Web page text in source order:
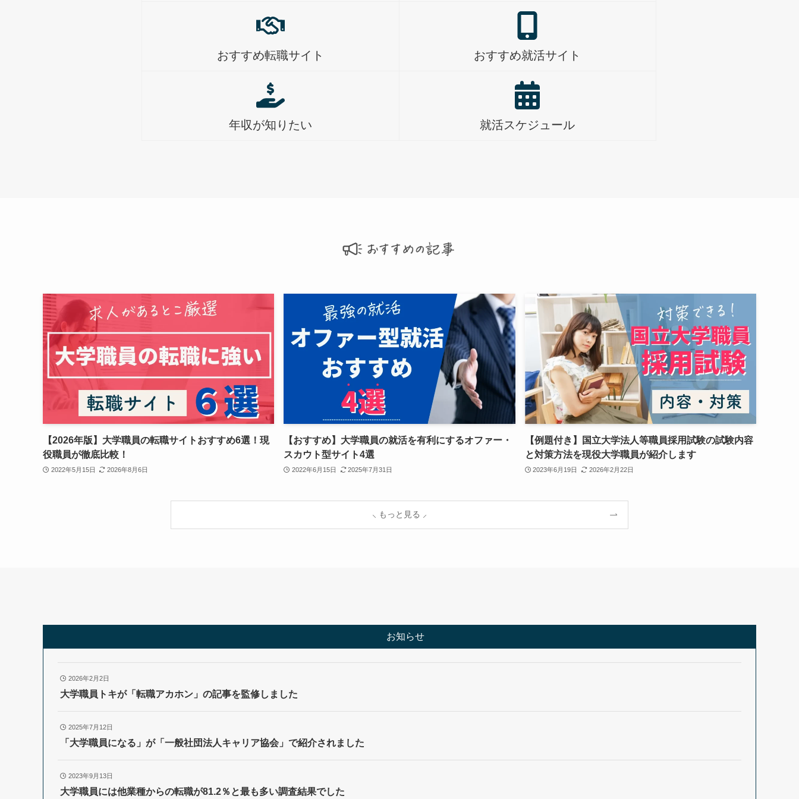
おすすめ転職サイト おすすめ就活サイト
年収が知りたい 就活スケジュール
【2026年版】大学職員の転職サイトおすすめ6選！現
役職員が徹底比較！
2022年5月15日 2026年8月6日
【おすすめ】大学職員の就活を有利にするオファー・
スカウト型サイト4選
2022年6月15日 2025年7月31日
【例題付き】国立大学法人等職員採用試験の試験内容
と対策方法を現役大学職員が紹介します
2023年6月19日 2026年2月22日
⸜ もっと見る ⸝
お知らせ
2026年2月2日
大学職員トキが「転職アカホン」の記事を監修しました
2025年7月12日
「大学職員になる」が「一般社団法人キャリア協会」で紹介されました
2023年9月13日
大学職員には他業種からの転職が81.2％と最も多い調査結果でした